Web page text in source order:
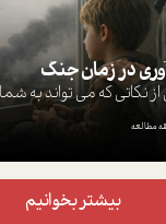
در زمان جنگ
بیشتر بخوانیم